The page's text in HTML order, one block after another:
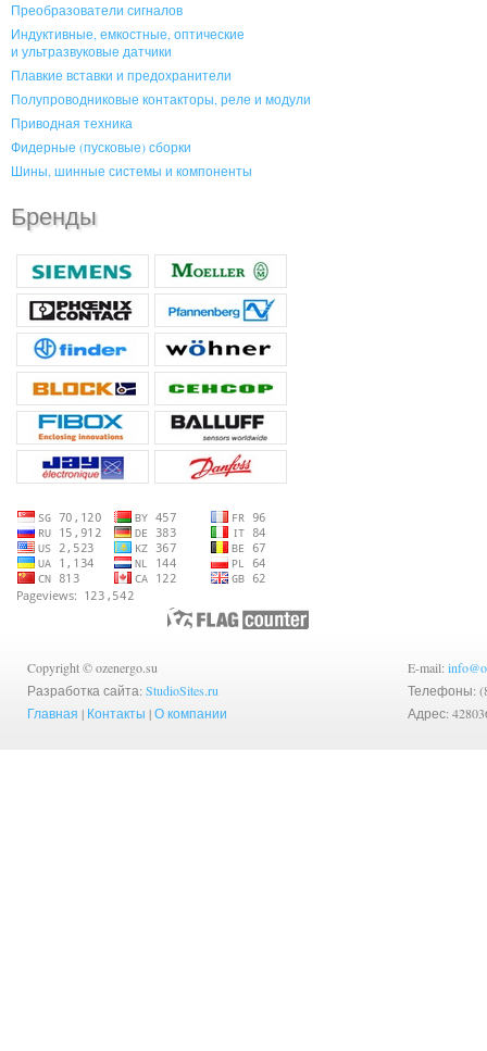
Преобразователи сигналов
Индуктивные, емкостные, оптические
и ультразвуковые датчики
Плавкие вставки и предохранители
Полупроводниковые контакторы, реле и модули
Приводная техника
Фидерные (пусковые) сборки
Шины, шинные системы и компоненты
Бренды
Copyright © ozenergo.su
Разработка сайта: StudioSites.ru
Главная | Контакты |О компании
E-mail:
Телефоны:
Адрес: